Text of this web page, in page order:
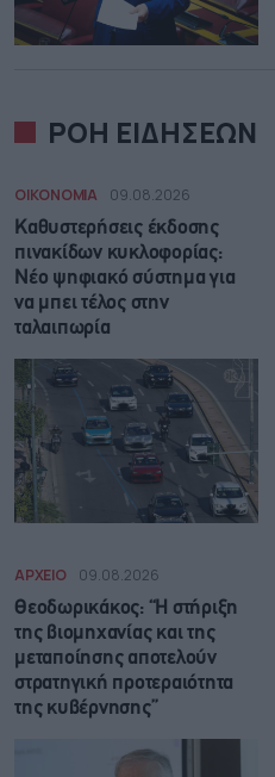
ΡΟΗ ΕΙΔΗΣΕΩΝ
ΟΙΚΟΝΟΜΙΑ 09.08.2026
Καθυστερήσεις έκδοσης
πινακίδων κυκλοφορίας:
Νέο ψηφιακό σύστημα για
να μπει τέλος στην
ταλαιπωρία
ΑΡΧΕΙΟ 09.08.2026
Θεοδωρικάκος: “Η στήριξη
της βιομηχανίας και της
μεταποίησης αποτελούν
στρατηγική προτεραιότητα
της κυβέρνησης”